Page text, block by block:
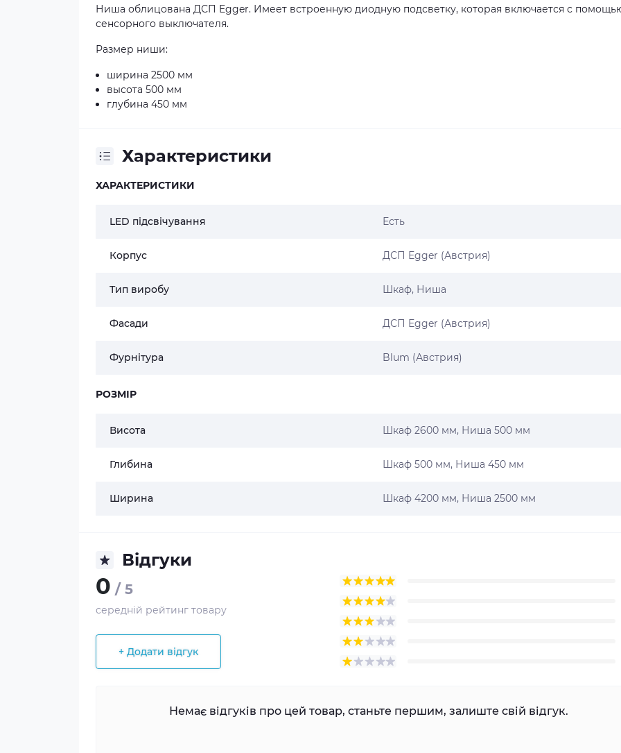
Ниша облицована ДСП Egger. Имеет встроенную диодную подсветку, которая включается с
сенсорного выключателя.
Размер ниши:
ширина 2500 мм
высота 500 мм
глубина 450 мм
Характеристики
ХАРАКТЕРИСТИКИ
LED підсвічування Есть
Корпус ДСП Egger (Австрия)
Тип виробу Шкаф, Ниша
Фасади ДСП Egger (Австрия)
Фурнітура Blum (Австрия)
РОЗМІР
Висота Шкаф 2600 мм, Ниша 500 мм
Глибина Шкаф 500 мм, Ниша 450 мм
Ширина Шкаф 4200 мм, Ниша 2500 мм
Відгуки
0 / 5
середній рейтинг товару
+ Додати відгук
Немає відгуків про цей товар, станьте першим, залиште свій відгук.